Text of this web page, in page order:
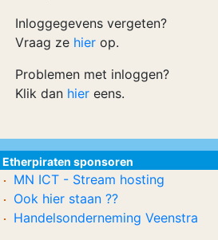
Inloggegevens vergeten?
Vraag ze hier op.
Problemen met inloggen?
Klik dan hier eens.
Etherpiraten sponsoren
MN ICT - Stream hosting
Ook hier staan ??
Handelsonderneming Veenstra